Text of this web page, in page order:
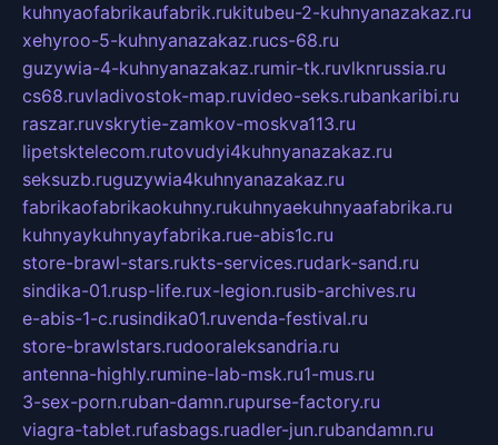
kuhnyaofabrikaufabrik.rukitubeu-2-kuhnyanazakaz.ru
xehyroo-5-kuhnyanazakaz.rucs-68.ru
guzywia-4-kuhnyanazakaz.rumir-tk.ruvlknrussia.ru
cs68.ruvladivostok-map.ruvideo-seks.rubankaribi.ru
raszar.ruvskrytie-zamkov-moskva113.ru
lipetsktelecom.rutovudyi4kuhnyanazakaz.ru
seksuzb.ruguzywia4kuhnyanazakaz.ru
fabrikaofabrikaokuhny.rukuhnyaekuhnyaafabrika.ru
kuhnyaykuhnyayfabrika.rue-abis1c.ru
store-brawl-stars.rukts-services.rudark-sand.ru
sindika-01.rusp-life.rux-legion.rusib-archives.ru
e-abis-1-c.rusindika01.ruvenda-festival.ru
store-brawlstars.rudooraleksandria.ru
antenna-highly.rumine-lab-msk.ru1-mus.ru
3-sex-porn.ruban-damn.rupurse-factory.ru
viagra-tablet.rufasbags.ruadler-jun.rubandamn.ru